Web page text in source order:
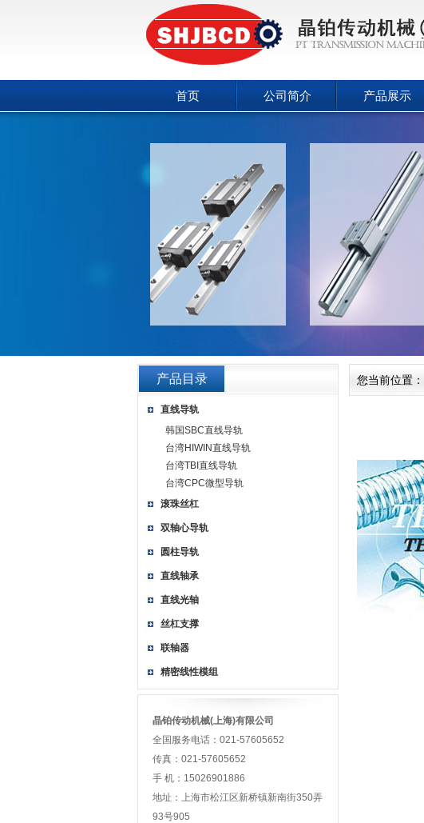
首页 公司简介 产品展示
产品目录
直线导轨
韩国SBC直线导轨
台湾HIWIN直线导轨
台湾TBI直线导轨
台湾CPC微型导轨
滚珠丝杠
双轴心导轨
圆柱导轨
直线轴承
直线光轴
丝杠支撑
联轴器
精密线性模组
晶铂传动机械(上海)有限公司
全国服务电话：021-57605652
传真：021-57605652
手 机：15026901886
地址：上海市松江区新桥镇新南街350弄
93号905
您当前位置：